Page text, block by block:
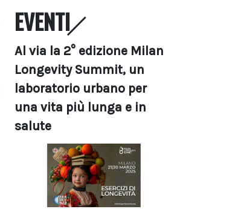
EVENTI
Al via la 2° edizione Milan
Longevity Summit, un
laboratorio urbano per
una vita più lunga e in
salute